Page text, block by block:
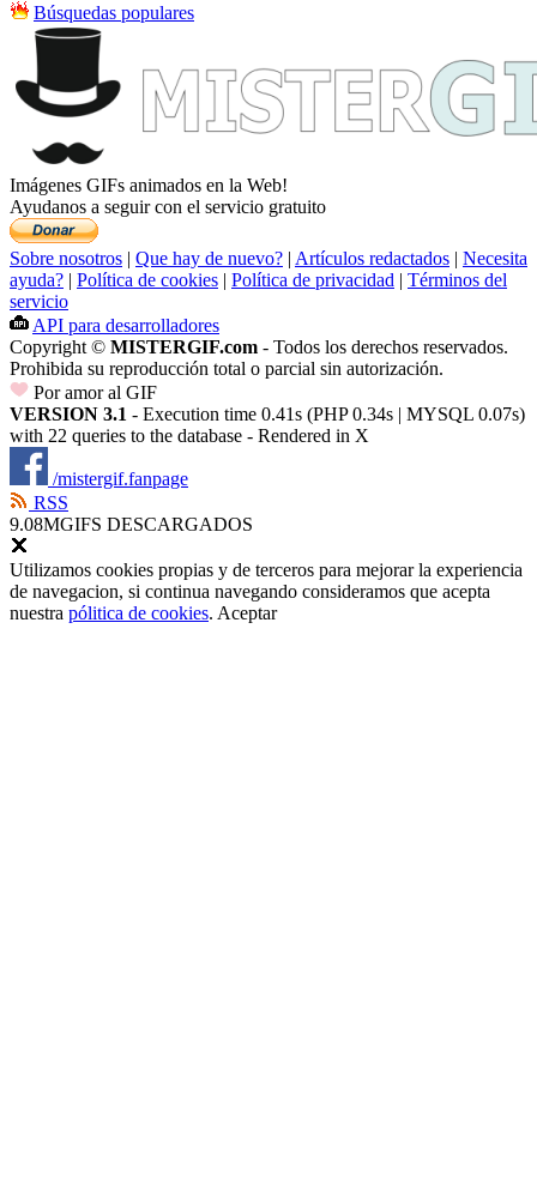
Búsquedas populares
Imágenes GIFs animados en la Web!
Ayudanos a seguir con el servicio gratuito
Sobre nosotros | Que hay de nuevo? | Artículos redactados | Necesita
ayuda? | Política de cookies | Política de privacidad | Términos del
servicio
API para desarrolladores
Copyright © MISTERGIF.com - Todos los derechos reservados.
Prohibida su reproducción total o parcial sin autorización.
Por amor al GIF
VERSION 3.1 - Execution time 0.41s (PHP 0.34s | MYSQL 0.07s)
with 22 queries to the database - Rendered in X
/mistergif.fanpage
RSS
9.08MGIFS DESCARGADOS
Utilizamos cookies propias y de terceros para mejorar la experiencia
de navegacion, si continua navegando consideramos que acepta
nuestra pólitica de cookies. Aceptar